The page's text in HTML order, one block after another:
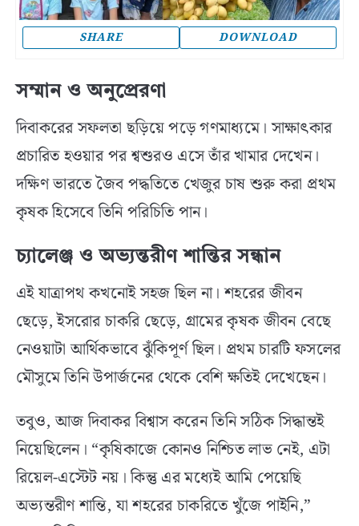
SHARE DOWNLOAD
সম্মান ও অনুপ্রেরণা
দিবাকরের সফলতা ছড়িয়ে পড়ে গণমাধ্যমে। সাক্ষাৎকার
প্রচারিত হওয়ার পর শ্বশুরও এসে তাঁর খামার দেখেন।
দক্ষিণ ভারতে জৈব পদ্ধতিতে খেজুর চাষ শুরু করা প্রথম
কৃষক হিসেবে তিনি পরিচিতি পান।
চ্যালেঞ্জ ও অভ্যন্তরীণ শান্তির সন্ধান
এই যাত্রাপথ কখনোই সহজ ছিল না। শহরের জীবন
ছেড়ে, ইসরোর চাকরি ছেড়ে, গ্রামের কৃষক জীবন বেছে
নেওয়াটা আর্থিকভাবে ঝুঁকিপূর্ণ ছিল। প্রথম চারটি ফসলের
মৌসুমে তিনি উপার্জনের থেকে বেশি ক্ষতিই দেখেছেন।
তবুও, আজ দিবাকর বিশ্বাস করেন তিনি সঠিক সিদ্ধান্তই
নিয়েছিলেন। “কৃষিকাজে কোনও নিশ্চিত লাভ নেই, এটা
রিয়েল-এস্টেট নয়। কিন্তু এর মধ্যেই আমি পেয়েছি
অভ্যন্তরীণ শান্তি, যা শহরের চাকরিতে খুঁজে পাইনি,”